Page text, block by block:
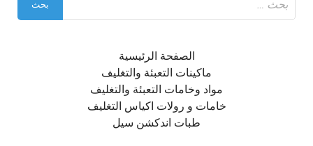
عن:
الصفحة الرئيسية
ماكينات التعبئة والتغليف
مواد وخامات التعبئة والتغليف
خامات و رولات اكياس التغليف
طبات اندكشن سيل